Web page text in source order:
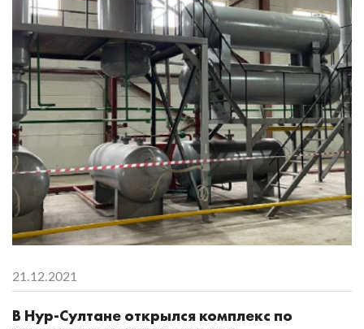
21.12.2021
В Нур-Султане открылся комплекс по